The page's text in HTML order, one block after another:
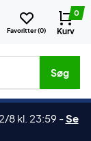
Favoritter (0)
0
Kurv
Søg
8 kl. 23:59 -Se